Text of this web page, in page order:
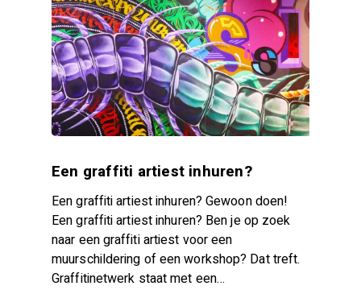
Een graffiti artiest inhuren?
Een graffiti artiest inhuren? Gewoon doen!
Een graffiti artiest inhuren? Ben je op zoek
naar een graffiti artiest voor een
muurschildering of een workshop? Dat treft.
Graffitinetwerk staat met een…